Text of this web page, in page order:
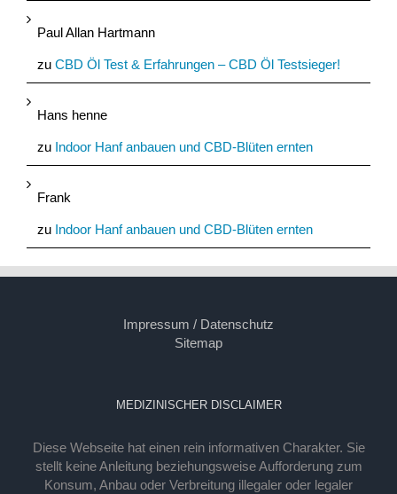
Paul Allan Hartmann
zu CBD Öl Test & Erfahrungen – CBD Öl Testsieger!
Hans henne
zu Indoor Hanf anbauen und CBD-Blüten ernten
Frank
zu Indoor Hanf anbauen und CBD-Blüten ernten
Impressum / Datenschutz
Sitemap
MEDIZINISCHER DISCLAIMER
Diese Webseite hat einen rein informativen Charakter. Sie
stellt keine Anleitung beziehungsweise Aufforderung zum
Konsum, Anbau oder Verbreitung illegaler oder legaler